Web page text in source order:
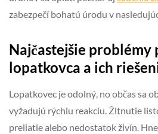
zabezpečí bohatú úrodu v
Najčastejšie problémy
lopatkovca a ich
Lopatkovec je odolný, no občas sa
vyžadujú rýchlu reakciu. Žltnutie
preliatie alebo nedostatok živín.